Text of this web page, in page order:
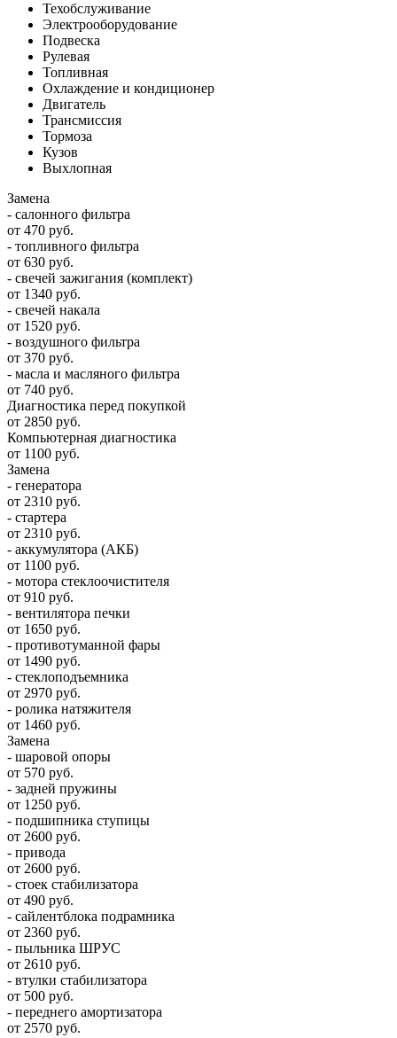
Техобслуживание
Электрооборудование
Подвеска
Рулевая
Топливная
Охлаждение и кондиционер
Двигатель
Трансмиссия
Тормоза
Кузов
Выхлопная
Замена
- салонного фильтра
от 470 руб.
- топливного фильтра
от 630 руб.
- свечей зажигания (комплект)
от 1340 руб.
- свечей накала
от 1520 руб.
- воздушного фильтра
от 370 руб.
- масла и масляного фильтра
от 740 руб.
Диагностика перед покупкой
от 2850 руб.
Компьютерная диагностика
от 1100 руб.
Замена
- генератора
от 2310 руб.
- стартера
от 2310 руб.
- аккумулятора (АКБ)
от 1100 руб.
- мотора стеклоочистителя
от 910 руб.
- вентилятора печки
от 1650 руб.
- противотуманной фары
от 1490 руб.
- стеклоподъемника
от 2970 руб.
- ролика натяжителя
от 1460 руб.
Замена
- шаровой опоры
от 570 руб.
- задней пружины
от 1250 руб.
- подшипника ступицы
от 2600 руб.
- привода
от 2600 руб.
- стоек стабилизатора
от 490 руб.
- сайлентблока подрамника
от 2360 руб.
- пыльника ШРУС
от 2610 руб.
- втулки стабилизатора
от 500 руб.
- переднего амортизатора
от 2570 руб.